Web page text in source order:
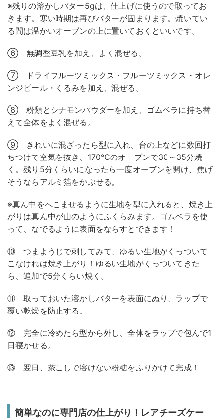
※残りの溶かしバター5gは、仕上げに使うので取ってお
きます。寒い時期は再びバターが固まります。焼いてい
る間は温かいオーブンの上に置いておくといいです。
⑥ 無調整豆乳を加え、よく混ぜる。
⑦ ドライフルーツミックス・フルーツミックス・オレ
ンジピール・くるみを加え、混ぜる。
⑧ 粉類とシナモンパウダーを加え、ゴムベラに持ち替
えて全体をよく混ぜる。
⑨ きれいに混ざったら型に入れ、台の上などに数回打
ちつけて空気を抜き、170℃のオーブンで30～35分焼
く。残り5分くらいになったら一度オーブンを開け、焦げ
そうならアルミ箔をかぶせる。
※真ん中をへこませるように生地を型に入れると、焼き上
がりは真ん中が山のようにふくらみます。ゴムベラを使
って、なでるように表面をならすとできます！
⑩ つまようじで刺してみて、ゆるい生地がくっついて
こなければ焼き上がり！ゆるい生地がくっついてきた
ら、追加で5分くらい焼く。
⑪ 取っておいた溶かしバターを表面にぬり、ラップで
覆い乾燥を防止する。
⑫ 完全に冷めたら型から外し、全体をラップで包んで1
日寝かせる。
⑬ 翌日、茶こしで溶けない粉糖をふりかけて完成！
簡単なのに専門店の仕上がり！レアチーズケー